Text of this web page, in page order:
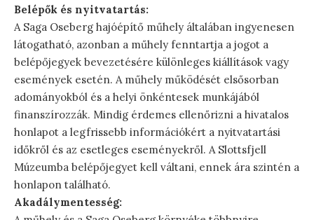
Belépők és nyitvatartás:
A Saga Oseberg hajóépítő műhely általában ingyenesen
látogatható, azonban a műhely fenntartja a jogot a
belépőjegyek bevezetésére különleges kiállítások vagy
események esetén. A műhely működését elsősorban
adományokból és a helyi önkéntesek munkájából
finanszírozzák. Mindig érdemes ellenőrizni a hivatalos
honlapot a legfrissebb információkért a nyitvatartási
időkről és az esetleges eseményekről. A Slottsfjell
Múzeumba belépőjegyet kell váltani, ennek ára szintén a
honlapon található.
Akadálymentesség: